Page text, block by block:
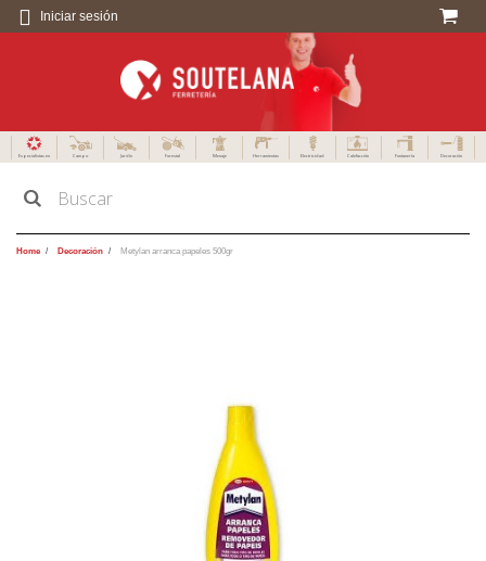
Iniciar sesión
Especialistas en Campo Jardín Forestal Menaje Herramientas Electricidad Calefacción Fontanería Decoración
Home Decoración Metylan arranca papeles 500gr